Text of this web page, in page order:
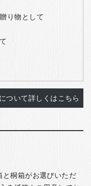
り物として
ついて詳しくはこちら
と桐箱がお選びいただ